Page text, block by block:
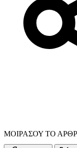
ΜΟΙΡΑΣΟΥ ΤΟ